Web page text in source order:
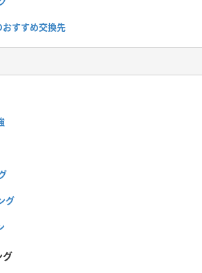
すすめ交換先
グ
グ